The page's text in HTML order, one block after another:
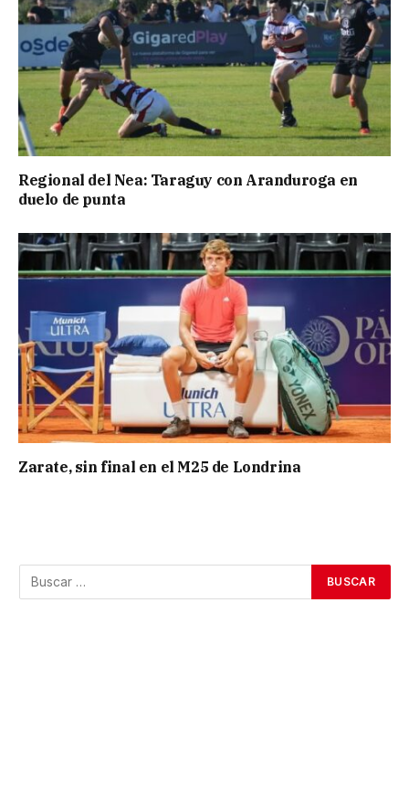
Regional del Nea: Taraguy con Aranduroga en
duelo de punta
Zarate, sin final en el M25 de Londrina